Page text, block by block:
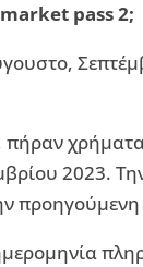
pass 2;
χρήματα
2023.
προηγούμενη